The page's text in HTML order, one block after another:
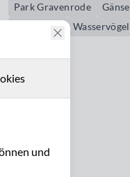
Park Gravenrode
Gänse
Graugänse
Wasservögel
und